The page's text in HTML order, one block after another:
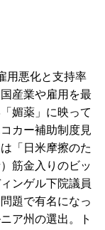
用悪化と支持率
産業や雇用を最
媚薬」に映って
カー補助制度見
「日米摩擦のた
筋金入りのビッ
ンゲル下院議員
題で有名になっ
ア州の選出。ト